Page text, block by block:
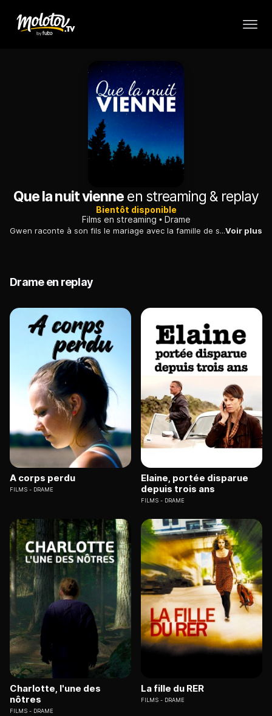
Que la nuit vienne en streaming & replay
Bientôt disponible
Films en streaming
Drame
Gwen raconte à son fils le mariage avec la famille de son père, entre l'emprise et la violence.Voir plus
Drame en replay
A corps perdu
FILMS DRAME
Elaine, portée disparue
depuis trois ans
FILMS DRAME
Charlotte, l'une des
nôtres
FILMS DRAME
La fille du RER
FILMS DRAME